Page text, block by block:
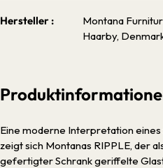
Hersteller :
Montana
Haarby,
Eine moderne Interpretation
zeigt sich Montanas RIPPLE, der
gefertigter Schrank geriffelte